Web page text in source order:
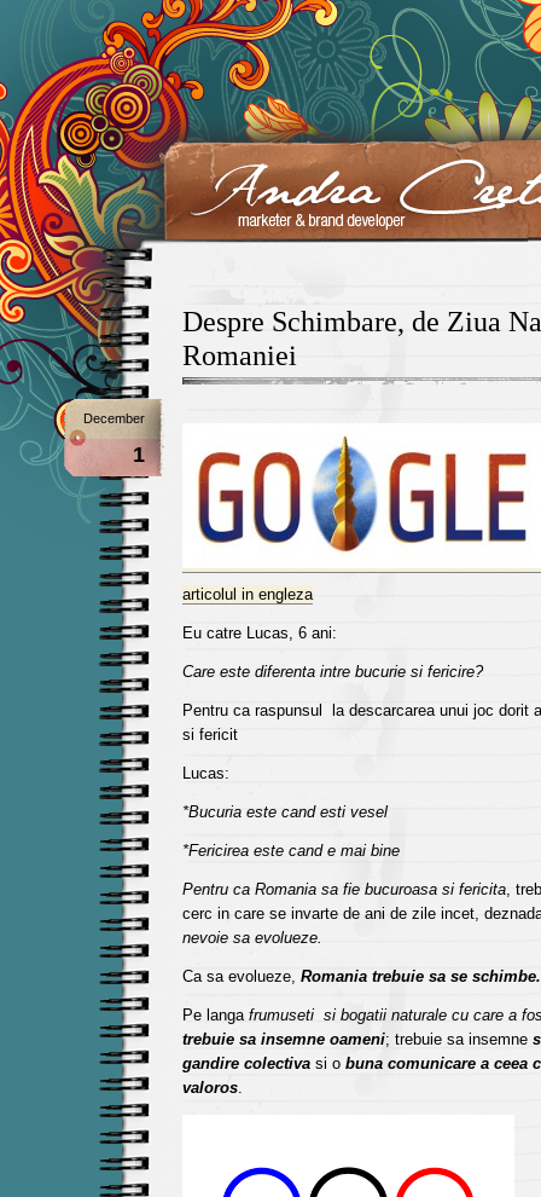
Despre Schimbare, de Ziua
Romaniei
December
1
articolul in engleza
Eu catre Lucas, 6 ani:
Care este diferenta intre bucurie si fericire?
Pentru ca raspunsul la descarcarea unui joc dorit
si fericit
Lucas:
*Bucuria este cand esti vesel
*Fericirea este cand e mai bine
Pentru ca Romania sa fie bucuroasa si fericita,
cerc in care se invarte de ani de zile incet,
nevoie sa evolueze.
Ca sa evolueze, Romania trebuie sa se schimbe.
Pe langa frumuseti si bogatii naturale cu care a
trebuie sa insemne oameni; trebuie sa insemne
gandire colectivasi o buna comunicare a ceea
valoros.